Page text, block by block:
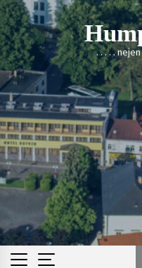
Skip
to
content
. . . . .